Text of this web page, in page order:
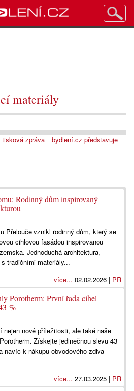
materiály
tisková zpráva
bydlení.cz představuje
Rodinný dům inspirovaný
Přelouče vznikl rodinný dům, který se
cihlovou fasádou inspirovanou
Jednoduchá architektura,
tradičními materiály...
více... 02.02.2026 | PR
Porotherm: První řada cihel
%
nejen nové příležitosti, ale také naše
Získejte jedinečnou slevu 43
navíc k nákupu obvodového zdiva
více... 27.03.2025 | PR